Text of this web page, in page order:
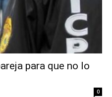
para que no lo
0